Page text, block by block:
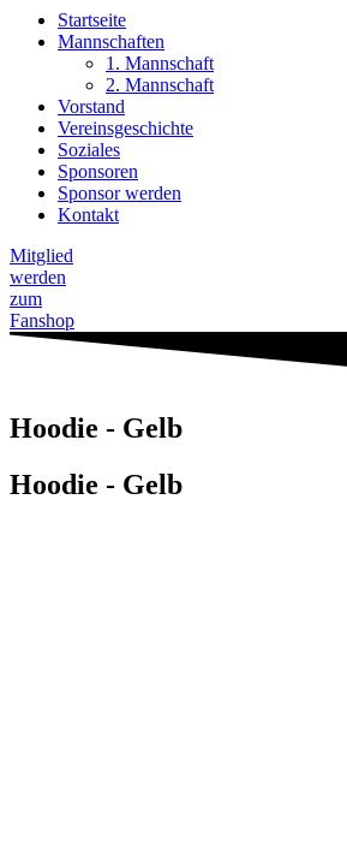
Startseite
Mannschaften
1. Mannschaft
2. Mannschaft
Vorstand
Vereinsgeschichte
Soziales
Sponsoren
Sponsor werden
Kontakt
Mitglied
werden
zum
Fanshop
Hoodie - Gelb
Hoodie - Gelb